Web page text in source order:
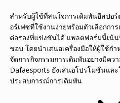
สำหรับผู้ใช้ที่สนใจการเดิมพันอีสปอร์
อร์เฟซที่ใช้งานง่ายพร้อมตัวเลือกกา
ต่อรองที่แข่งขันได้ แพลตฟอร์มนี้เน้น
ชอบ โดยนำเสนอเครื่องมือให้ผู้ใช้
จัดการกิจกรรมการเดิมพันอย่างมีค
Dafaesports ยังเสนอโปรโมชั่นแล
ประสบการณ์การเดิมพัน